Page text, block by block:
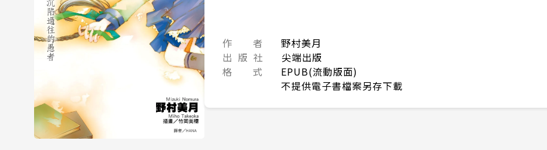
作 者
野村美月
出 版 社
尖端出版
格 式
EPUB(流動版面)
不提供電子書檔案另存下載